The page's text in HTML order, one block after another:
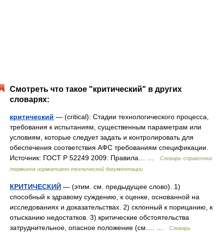
Смотреть что такое "критический" в других
словарях:
критический — (critical): Стадии технологического процесса,
требования к испытаниям, существенным параметрам или
условиям, которые следует задать и контролировать для
обеспечения соответствия АФС требованиям спецификации.
Источник: ГОСТ Р 52249 2009: Правила… …
Словарь-справочник
терминов нормативно-технической документации
КРИТИЧЕСКИЙ — (этим. см. предыдущее слово). 1)
способный к здравому суждению, к оценке, основанной на
исследованиях и доказательствах. 2) склонный к порицанию, к
отысканию недостатков. 3) критические обстоятельства
затруднительное, опасное положение (см.… …
Словарь